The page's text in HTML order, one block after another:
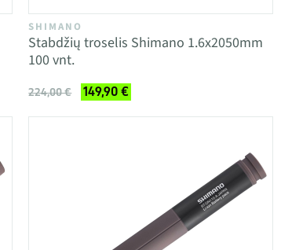
SHIMANO
Stabdžių troselis Shimano 1.6x2050mm
100 vnt.
224,00 € 149,90 €